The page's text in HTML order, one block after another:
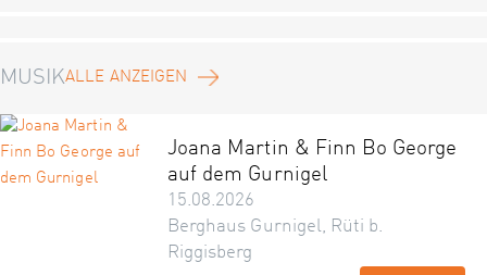
MUSIKALLE ANZEIGEN
Joana Martin & Finn Bo George
auf dem Gurnigel
15.08.2026
Berghaus Gurnigel, Rüti b.
Riggisberg